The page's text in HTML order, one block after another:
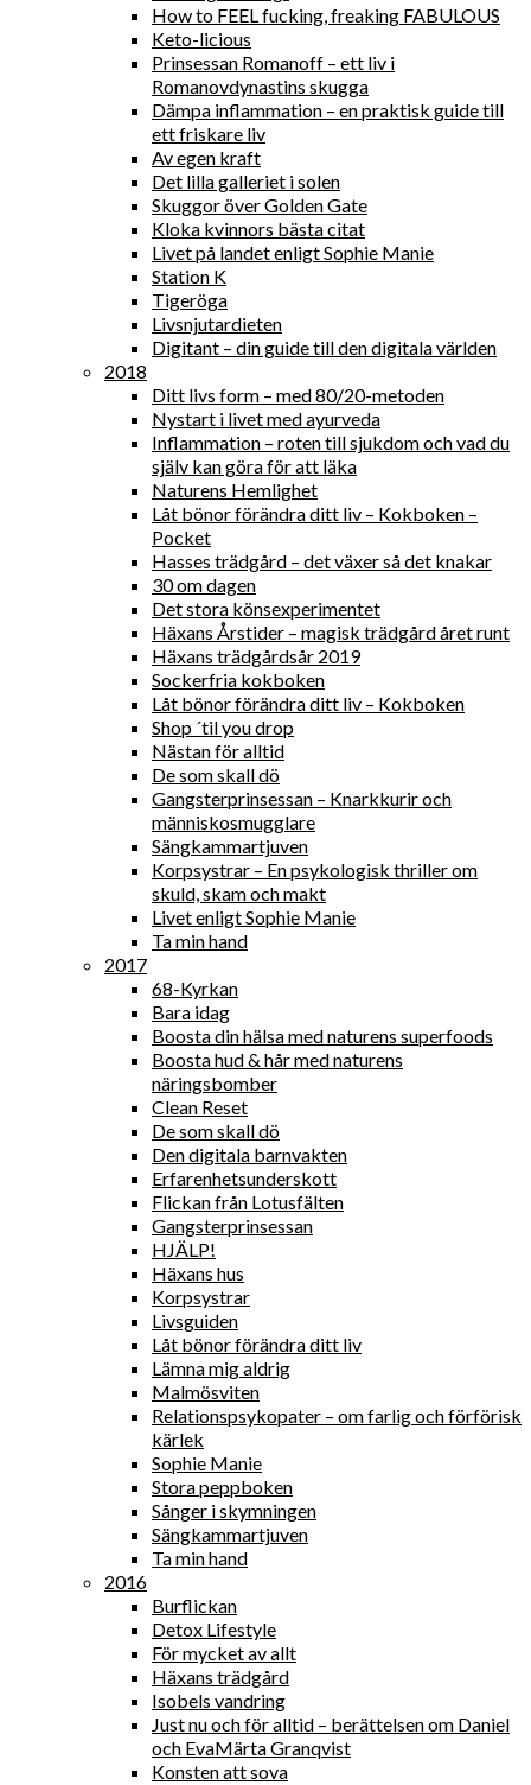
How to FEEL fucking, freaking FABULOUS
Keto-licious
Prinsessan Romanoff – ett liv i
Romanovdynastins skugga
Dämpa inflammation – en praktisk guide till
ett friskare liv
Av egen kraft
Det lilla galleriet i solen
Skuggor över Golden Gate
Kloka kvinnors bästa citat
Livet på landet enligt Sophie Manie
Station K
Tigeröga
Livsnjutardieten
Digitant – din guide till den digitala världen
2018
Ditt livs form – med 80/20-metoden
Nystart i livet med ayurveda
Inflammation – roten till sjukdom och vad du
själv kan göra för att läka
Naturens Hemlighet
Låt bönor förändra ditt liv – Kokboken –
Pocket
Hasses trädgård – det växer så det knakar
30 om dagen
Det stora könsexperimentet
Häxans Årstider – magisk trädgård året runt
Häxans trädgårdsår 2019
Sockerfria kokboken
Låt bönor förändra ditt liv – Kokboken
Shop ´til you drop
Nästan för alltid
De som skall dö
Gangsterprinsessan – Knarkkurir och
människosmugglare
Sängkammartjuven
Korpsystrar – En psykologisk thriller om
skuld, skam och makt
Livet enligt Sophie Manie
Ta min hand
2017
68-Kyrkan
Bara idag
Boosta din hälsa med naturens superfoods
Boosta hud & hår med naturens
näringsbomber
Clean Reset
De som skall dö
Den digitala barnvakten
Erfarenhetsunderskott
Flickan från Lotusfälten
Gangsterprinsessan
HJÄLP!
Häxans hus
Korpsystrar
Livsguiden
Låt bönor förändra ditt liv
Lämna mig aldrig
Malmösviten
Relationspsykopater – om farlig och förförisk
kärlek
Sophie Manie
Stora peppboken
Sånger i skymningen
Sängkammartjuven
Ta min hand
2016
Burflickan
Detox Lifestyle
För mycket av allt
Häxans trädgård
Isobels vandring
Just nu och för alltid – berättelsen om Daniel
och EvaMärta Granqvist
Konsten att sova